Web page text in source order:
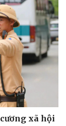
xã hội